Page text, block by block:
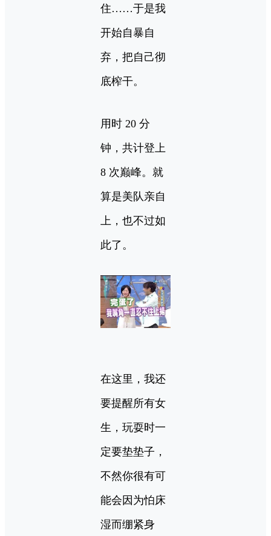
住……于是我
开始自暴自
弃，把自己彻
底榨干。
用时 20 分
钟，共计登上
8 次巅峰。就
算是美队亲自
上，也不过如
此了。
在这里，我还
要提醒所有女
生，玩耍时一
定要垫垫子，
不然你很有可
能会因为怕床
湿而绷紧身